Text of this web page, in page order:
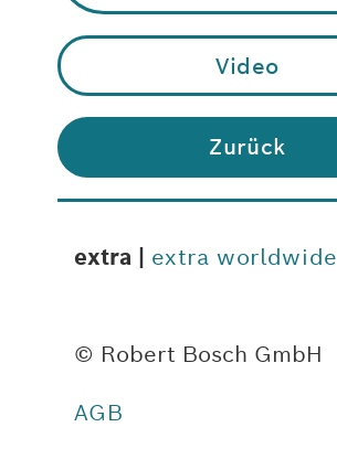
Video
Zurück
extra | extra worldwide
© Robert Bosch GmbH
AGB